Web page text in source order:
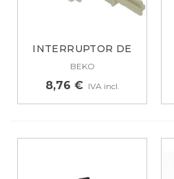
INTERRUPTOR DE
LAVADORA BEKO...
BEKO
8,76 € IVA incl.